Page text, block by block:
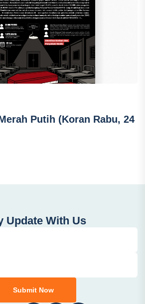
Putih (Koran Rabu, 24
Update With Us
Submit Now